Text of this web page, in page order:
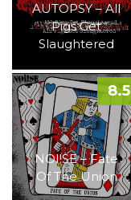
AUTOPSY – All
Pigs Get
Slaughtered
NOI!SE – Fate
Of The Union
8.5